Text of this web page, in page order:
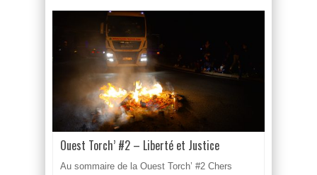
Ouest Torch’ #2 – Liberté et Justice
Au sommaire de la Ouest Torch’ #2 Chers